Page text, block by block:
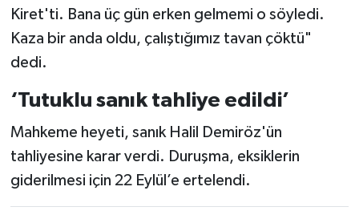
Kiret'ti. Bana üç gün erken gelmemi o söyledi.
Kaza bir anda oldu, çalıştığımız tavan çöktü"
dedi.
‘Tutuklu sanık tahliye edildi’
Mahkeme heyeti, sanık Halil Demiröz'ün
tahliyesine karar verdi. Duruşma, eksiklerin
giderilmesi için 22 Eylül’e ertelendi.